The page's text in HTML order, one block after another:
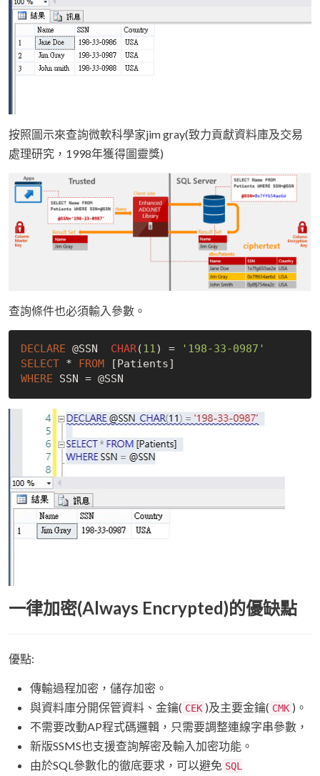
按照圖示來查詢微軟科學家jim gray(致力貢獻資料庫及交易
處理研究，1998年獲得圖靈獎)
查詢條件也必須輸入參數。
DECLARE @SSN CHAR(11) =
'198-33-0987'
SELECT * FROM
WHERE
一律加密(Always Encrypted)的優缺點
優點:
傳輸過程加密，儲存加密。
與資料庫分開保管資料、金鑰( CEK )及主要金鑰( CMK )。
不需要改動AP程式碼邏輯，只需要調整連線字串參數，
新版SSMS也支援查詢解密及輸入加密功能。
由於SQL參數化的徹底要求，可以避免 SQL